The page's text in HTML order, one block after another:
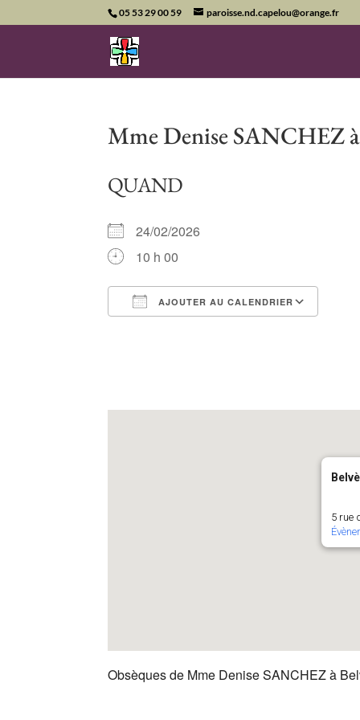
05 53 29 00 59 paroisse.nd.capelou@orange.fr
Mme Denise SANCHEZ
QUAND
24/02/2026
10 h 00
AJOUTER AU CALENDRIER
5 rue
Obsèques de Mme Denise SANCHEZ à